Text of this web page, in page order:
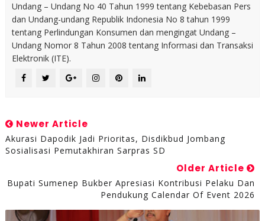
Undang – Undang No 40 Tahun 1999 tentang Kebebasan Pers
dan Undang-undang Republik Indonesia No 8 tahun 1999
tentang Perlindungan Konsumen dan mengingat Undang –
Undang Nomor 8 Tahun 2008 tentang Informasi dan Transaksi
Elektronik (ITE).
Newer Article
Akurasi Dapodik Jadi Prioritas, Disdikbud Jombang
Sosialisasi Pemutakhiran Sarpras SD
Older Article
Bupati Sumenep Bukber Apresiasi Kontribusi Pelaku Dan
Pendukung Calendar Of Event 2026